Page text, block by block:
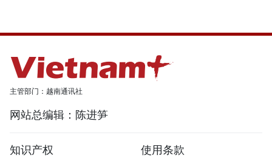
主管部门：越南通讯社
网站总编辑：陈进笋
知识产权
使用条款